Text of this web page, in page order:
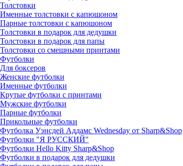
Толстовки
Именные толстовки с капюшоном
Парные толстовки с капюшоном
Толстовки в подарок для дедушки
Толстовки в подарок для папы
Толстовки со смешными принтами
Футболки
Для боксеров
Женские футболки
Именные футболки
Крутые футболки с принтами
Мужские футболки
Парные футболки
Прикольные футболки
Футболка Уэнсдей Аддамс Wednesday от Sharp&Shop
Футболки "Я РУССКИЙ"
Футболки Hello Kitty Sharp&Shop
Футболки в подарок для дедушки